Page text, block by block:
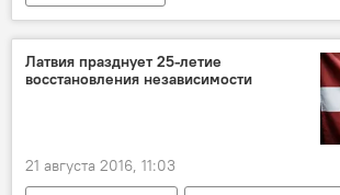
Латвия празднует 25-летие
восстановления независимости
21 августа 2016, 11:03